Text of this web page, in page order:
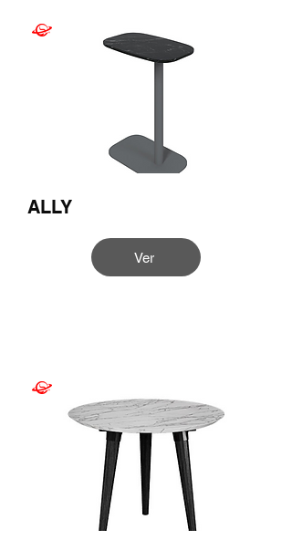
ALLY
Ver